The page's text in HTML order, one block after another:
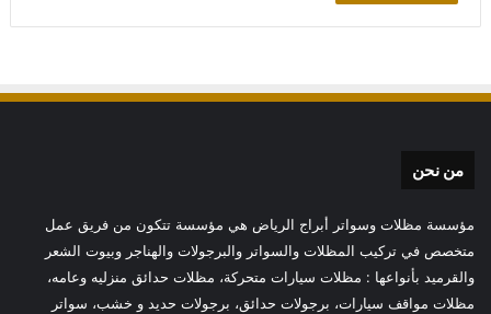
من نحن
مؤسسة مظلات وسواتر أبراج الرياض هي مؤسسة تتكون من فريق عمل
متخصص في تركيب المظلات والسواتر والبرجولات والهناجر وبيوت الشعر
والقرميد بأنواعها : مظلات سيارات متحركة، مظلات حدائق منزليه وعامه،
مظلات مواقف سيارات، برجولات حدائق، برجولات حديد و خشب، سواتر